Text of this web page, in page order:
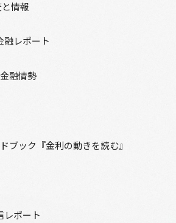
情報
融レポート
融情勢
ブック『金利の動きを読む』
レポート